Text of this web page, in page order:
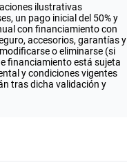
ilustrativas
un pago inicial del 50% y
con financiamiento con
accesorios, garantías y
o eliminarse (si
financiamiento está sujeta
y condiciones vigentes
tras dicha validación y